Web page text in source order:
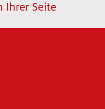
Ihrer Seite